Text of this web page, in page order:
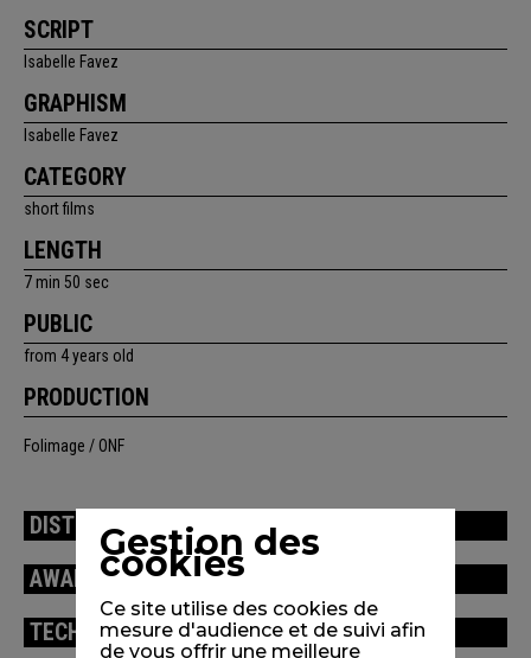
SCRIPT
Isabelle Favez
GRAPHISM
Isabelle Favez
CATEGORY
short films
LENGTH
7 min 50 sec
PUBLIC
from 4 years old
PRODUCTION
Folimage / ONF
DISTRIBUTION
AWARDS / FESTIVALS
TECHNICAL INFORMATION
Gestion des
cookies
Ce site utilise des cookies de
mesure d'audience et de suivi afin
de vous offrir une meilleure